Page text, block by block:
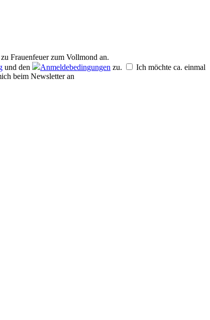
Frauenfeuer zum Vollmond an.
und den Anmeldebedingungen zu.
beim Newsletter an